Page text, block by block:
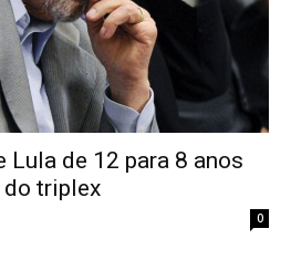
Lula de 12 para 8 anos
do triplex
0